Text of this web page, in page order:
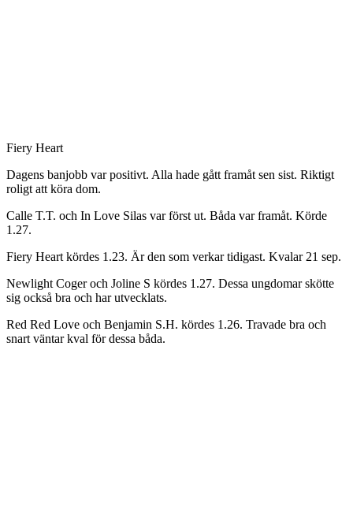
Fiery Heart
Dagens banjobb var positivt. Alla hade gått framåt sen sist. Riktigt
roligt att köra dom.
Calle T.T. och In Love Silas var först ut. Båda var framåt. Körde
1.27.
Fiery Heart kördes 1.23. Är den som verkar tidigast. Kvalar 21 sep.
Newlight Coger och Joline S kördes 1.27. Dessa ungdomar skötte
sig också bra och har utvecklats.
Red Red Love och Benjamin S.H. kördes 1.26. Travade bra och
snart väntar kval för dessa båda.